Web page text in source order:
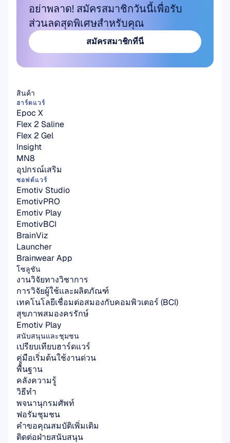
อย่าพลาด! สมัครสมาชิกวันนี้เพื่อรับ
ส่วนลดสุดพิเศษสำหรับคุณ
สมัครสมาชิกที่นี่
โซลูชัน
งานวิจัยทางวิชาการ
การวิจัยผู้ใช้และผลิตภัณฑ์
เทคโนโลยีเชื่อมต่อสมองกับคอมพิวเตอร์ (BCI)
สุขภาพสมองครรักษ์
Emotiv Play
สินค้า
ฮาร์ดแวร์
Epoc X
Flex 2 Saline
Flex 2 Gel
Insight
MN8
อุปกรณ์เสริม
ซอฟต์แวร์
Emotiv Studio
EmotivPRO
Emotiv Play
EmotivBCI
BrainViz
Launcher
Brainwear App
สนับสนุนและชุมชน
เปรียบเทียบฮาร์ดแวร์
คู่มือเริ่มต้นใช้งานด่วน
พื้นฐาน
คลังความรู้
วิธีทำ
พจนานุกรมศัพท์
ฟอรัมชุมชน
คำขอคุณสมบัติเพิ่มเติม
ติดต่อฝ่ายสนับสนุน